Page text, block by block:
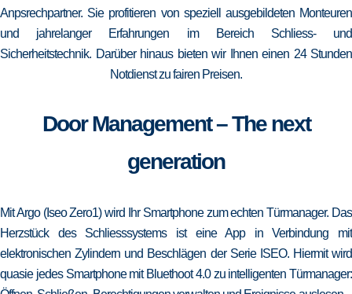
Anpsrechpartner. Sie profitieren von speziell ausgebildeten Monteuren
und jahrelanger Erfahrungen im Bereich Schliess- und
Sicherheitstechnik. Darüber hinaus bieten wir Ihnen einen 24 Stunden
Notdienst zu fairen Preisen.
Door Management – The next
generation
Mit Argo (Iseo Zero1) wird Ihr Smartphone zum echten Türmanager. Das
Herzstück des Schliesssystems ist eine App in Verbindung mit
elektronischen Zylindern und Beschlägen der Serie ISEO. Hiermit wird
quasie jedes Smartphone mit Bluethoot 4.0 zu intelligenten Türmanager: